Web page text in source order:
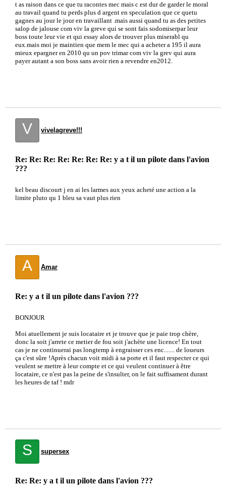
t as raison dans ce que tu racontes mec mais c est dur de garder le moral
au travail quand tu perds plus d argent en speculation que ce quetu
gagnes au jour le jour en travaillant .mais aussi quand tu as des petites
salop de jalouse com viv la greve qui se sont fais sodomiserpar leur
boss toute leur vie et qui essay alors de trouver plus miserabl qu
eux.mais moi je maintien que mem le mec qui a acheter a 195 il aura
mieux epargner en 2010 qu un pov trimar com viv la grev qui aura
payer autant a son boss sans avoir rien a revendre en2012.
V vivelagreve!!!
Re: Re: Re: Re: Re: Re: Re: y a t il un pilote dans l'avion
???
kel beau discourt j en ai les larmes aux yeux acheté une action a la
limite pluto qu 1 bleu sa vaut plus rien
A Amar
Re: y a t il un pilote dans l'avion ???
BONJOUR
Moi atuellement je suis locataire et je trouve que je paie trop chère,
donc la soit j'arrete ce metier de fou soit j'achète une licence! En tout
cas je ne continuerai pas longtemp à engraisser ces enc....... de loueurs
ça c'est sûre !Après chacun voit midi à sa porte et il faut respecter ce qui
veulent se mettre à leur compte et ce qui veulent continuer à être
locataire, ce n'est pas la peine de s'insulter, on le fait suffisament durant
les heures de taf ! mdr
S supersex
Re: Re: y a t il un pilote dans l'avion ???